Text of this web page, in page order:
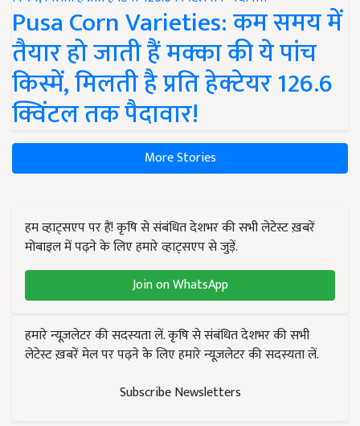
Pusa Corn Varieties: कम समय में
तैयार हो जाती हैं मक्का की ये पांच
किस्में, मिलती है प्रति हेक्टेयर 126.6
क्विंटल तक पैदावार!
More Stories
हम व्हाट्सएप पर हैं! कृषि से संबंधित देशभर की सभी लेटेस्ट ख़बरें
मोबाइल में पढ़ने के लिए हमारे व्हाट्सएप से जुड़ें.
Join on WhatsApp
हमारे न्यूज़लेटर की सदस्यता लें. कृषि से संबंधित देशभर की सभी
लेटेस्ट ख़बरें मेल पर पढ़ने के लिए हमारे न्यूज़लेटर की सदस्यता लें.
Subscribe Newsletters